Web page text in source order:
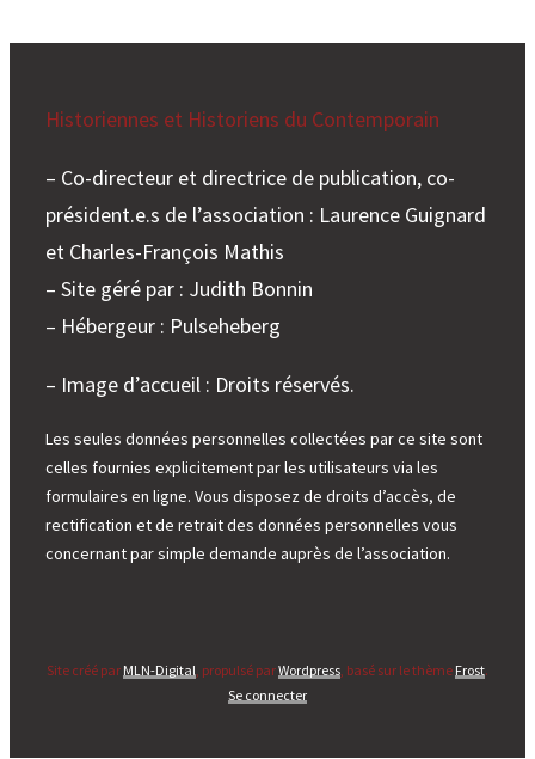
Historiennes et Historiens du Contemporain
– Co-directeur et directrice de publication, co-
président.e.s de l’association : Laurence Guignard
et Charles-François Mathis
– Site géré par : Judith Bonnin
– Hébergeur : Pulseheberg
– Image d’accueil : Droits réservés.
Les seules données personnelles collectées par ce site sont
celles fournies explicitement par les utilisateurs via les
formulaires en ligne. Vous disposez de droits d’accès, de
rectification et de retrait des données personnelles vous
concernant par simple demande auprès de l’association.
Site créé par MLN-Digital , propulsé parWordpress , basé sur le thème Frost.
Se connecter